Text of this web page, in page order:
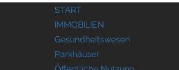
START
IMMOBILIEN
Gesundheitswesen
Parkhäuser